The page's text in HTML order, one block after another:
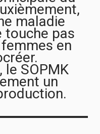
maladie
touche pas
en
SOPMK
un